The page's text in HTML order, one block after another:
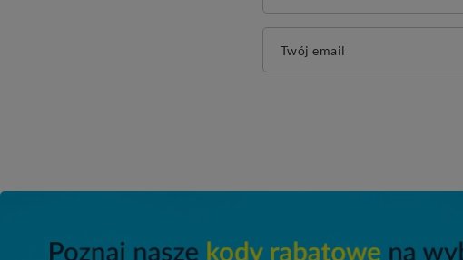
Twój email